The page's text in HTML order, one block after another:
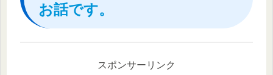
お話です。
スポンサーリンク